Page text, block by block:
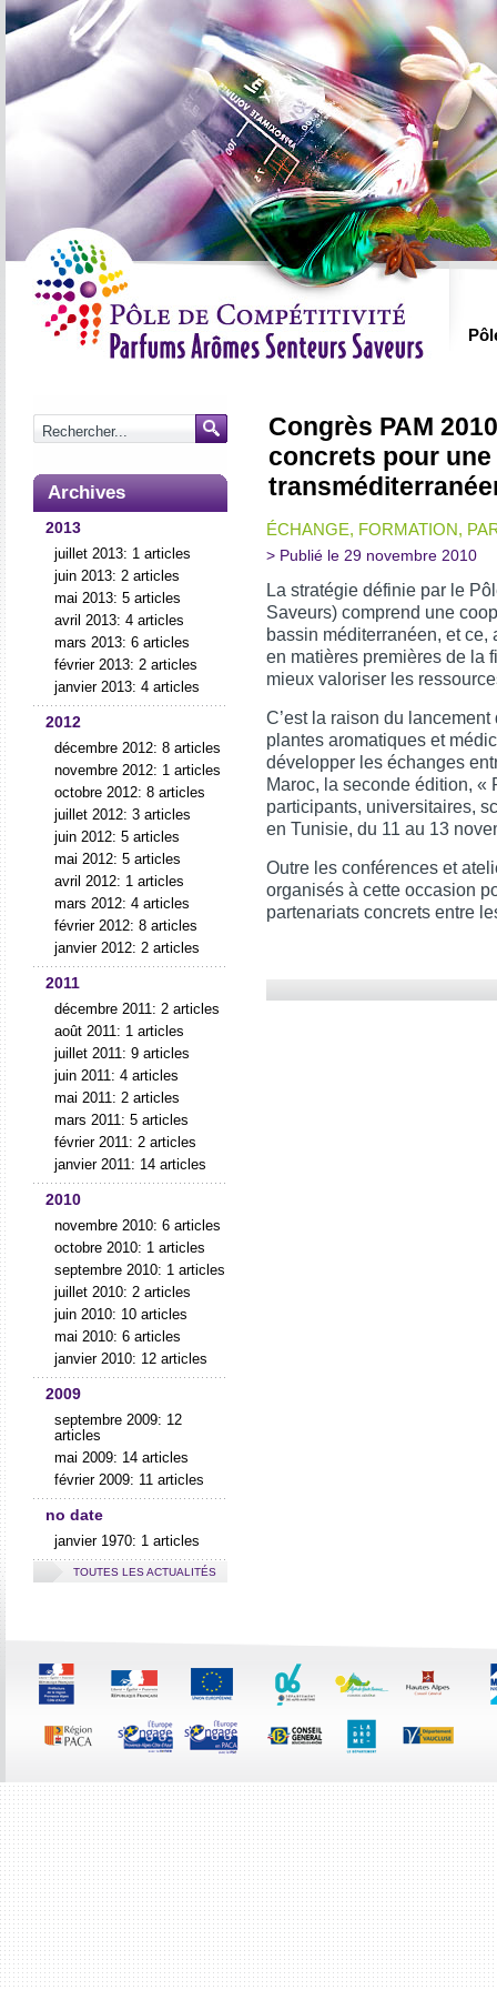
Archives
2013
juillet 2013: 1 articles
juin 2013: 2 articles
mai 2013: 5 articles
avril 2013: 4 articles
mars 2013: 6 articles
février 2013: 2 articles
janvier 2013: 4 articles
2012
décembre 2012: 8 articles
novembre 2012: 1 articles
octobre 2012: 8 articles
juillet 2012: 3 articles
juin 2012: 5 articles
mai 2012: 5 articles
avril 2012: 1 articles
mars 2012: 4 articles
février 2012: 8 articles
janvier 2012: 2 articles
2011
décembre 2011: 2 articles
août 2011: 1 articles
juillet 2011: 9 articles
juin 2011: 4 articles
mai 2011: 2 articles
mars 2011: 5 articles
février 2011: 2 articles
janvier 2011: 14 articles
2010
novembre 2010: 6 articles
octobre 2010: 1 articles
septembre 2010: 1 articles
juillet 2010: 2 articles
juin 2010: 10 articles
mai 2010: 6 articles
janvier 2010: 12 articles
2009
septembre 2009: 12
articles
mai 2009: 14 articles
février 2009: 11 articles
no date
janvier 1970: 1 articles
TOUTES LES ACTUALITÉS
Congrès PAM
concrets pour
ÉCHANGE, FORMATION,
> Publié le 29 novembre 2010
La stratégie définie par le
Saveurs) comprend une
bassin méditerranéen, et ce,
en matières premières de la
mieux valoriser les
C’est la raison du
plantes aromatiques et
développer les échanges
Maroc, la seconde édition, «
participants, universitaires,
en Tunisie, du 11 au 13
Outre les conférences et
organisés à cette occasion
partenariats concrets entre